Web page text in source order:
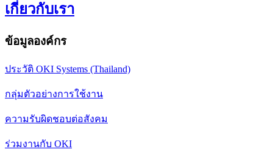
เกี่ยวกับเรา
ข้อมูลองค์กร
ประวัติ OKI Systems (Thailand)
กลุ่มตัวอย่างการใช้งาน
ความรับผิดชอบต่อสังคม
ร่วมงานกับ OKI